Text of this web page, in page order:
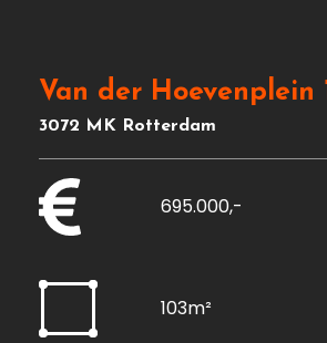
Van der Hoevenplein
3072 MK Rotterdam
695.000,-
103m²